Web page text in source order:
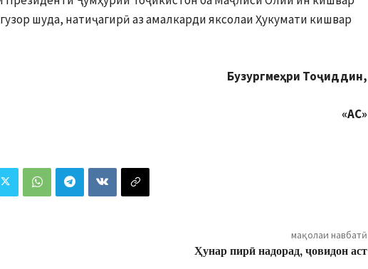
шуда, натиҷагирӣ аз амалкарди яксолаи Ҳукумати кишвар
Бузургмеҳри Тоҷиддин,
«АС»
мақолаи навбатӣ
Ҳунар пирӣ надорад, ҷовидон аст